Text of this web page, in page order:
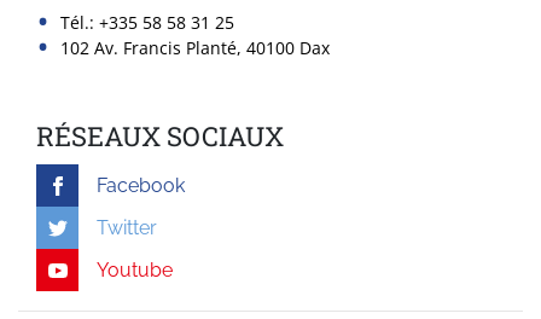
Tél.: +335 58 58 31 25
102 Av. Francis Planté, 40100 Dax
RÉSEAUX SOCIAUX
Facebook
Twitter
Youtube